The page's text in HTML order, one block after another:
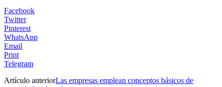
Facebook
Twitter
Pinterest
WhatsApp
Email
Print
Telegram
Artículo anteriorLas empresas emplean conceptos básicos de